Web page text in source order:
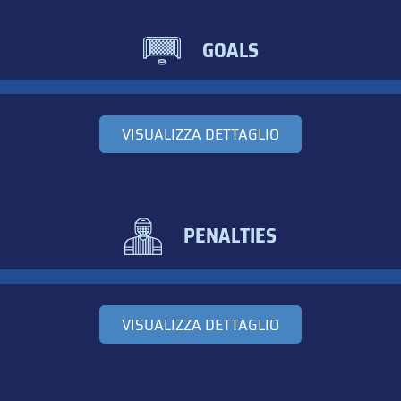
GOALS
VISUALIZZA DETTAGLIO
PENALTIES
VISUALIZZA DETTAGLIO